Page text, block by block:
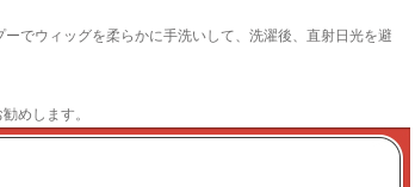
でウィッグを柔らかに手洗いして、洗濯後、直射日光を避
めします。